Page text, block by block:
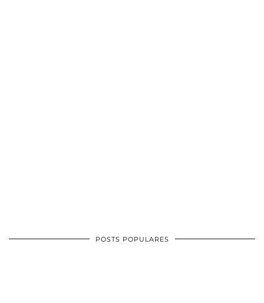
POSTS POPULARES